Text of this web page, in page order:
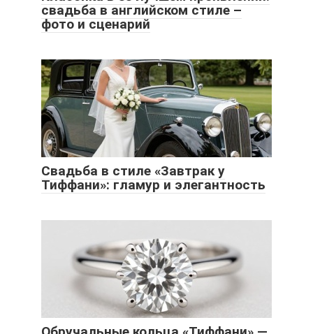
свадьба в английском стиле –
фото и сценарий
Свадьба в стиле «Завтрак у
Тиффани»: гламур и элегантность